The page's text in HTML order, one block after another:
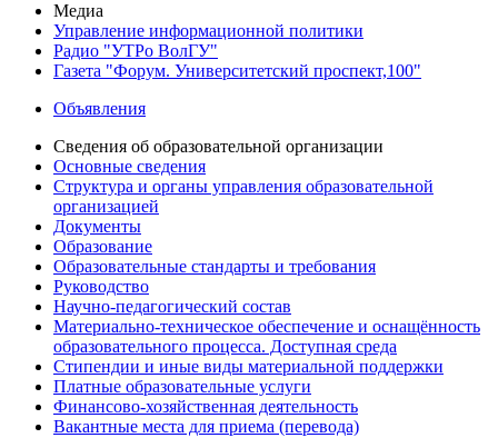
Медиа
Управление информационной политики
Радио "УТРо ВолГУ"
Газета "Форум. Университетский проспект,100"
Объявления
Сведения об образовательной организации
Основные сведения
Структура и органы управления образовательной
организацией
Документы
Образование
Образовательные стандарты и требования
Руководство
Научно-педагогический состав
Материально-техническое обеспечение и оснащённость
образовательного процесса. Доступная среда
Стипендии и иные виды материальной поддержки
Платные образовательные услуги
Финансово-хозяйственная деятельность
Вакантные места для приема (перевода)